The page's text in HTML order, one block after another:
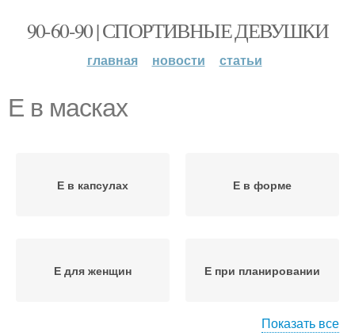
90-60-90 | СПОРТИВНЫЕ ДЕВУШКИ
главная новости статьи
Е в масках
Е в капсулах Е в форме
Е для женщин Е при планировании
Показать все